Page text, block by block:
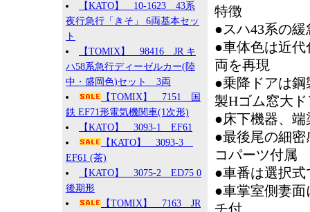
【KATO】 10-1623 43系
夜行急行「きそ」 6両基本セッ
ト
【TOMIX】 98416 JR キ
ハ58系急行ディーゼルカー(陸
中・盛岡色)セット 3両
【TOMIX】 7151 国
鉄 EF71形電気機関車(1次形)
【KATO】 3093-1 EF61
【KATO】 3093-3
EF61 (茶)
【KATO】 3075-2 ED75 0
後期形
【TOMIX】 7163 JR
特徴
●スハ43系の
●車体色は近
両を再現
●乗降ドアは
製Hゴム窓大
●床下機器、
●最後尾の細
コパーツ付属
●車番は選択
●車掌室側妻面
チ付